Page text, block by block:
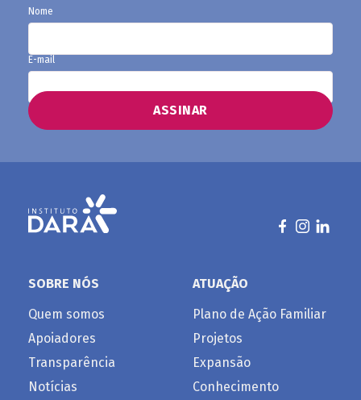
Nome
E-mail
SOBRE NÓS
Quem somos
Apoiadores
Transparência
Notícias
ATUAÇÃO
Plano de Ação Familiar
Projetos
Expansão
Conhecimento